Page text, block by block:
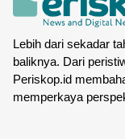
Lebih dari sekadar
baliknya. Dari
Periskop.id
memperkaya